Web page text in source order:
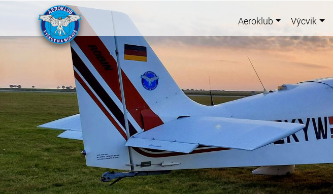
Aeroklub Výcvik